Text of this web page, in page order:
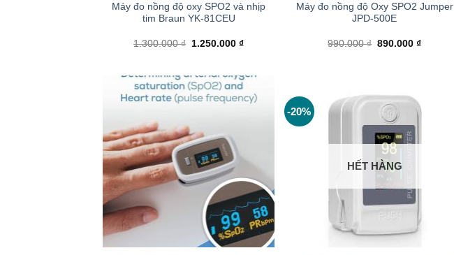
Máy đo nồng độ oxy SPO2 và nhịp
tim Braun YK-81CEU
1.300.000₫ Giá
1.250.000₫Giá
1.250.000 ₫.
Máy đo nồng độ Oxy SPO2 Jumper
JPD-500E
990.000₫ Giá
890.000₫Giá
+
-20%
HẾT HÀNG